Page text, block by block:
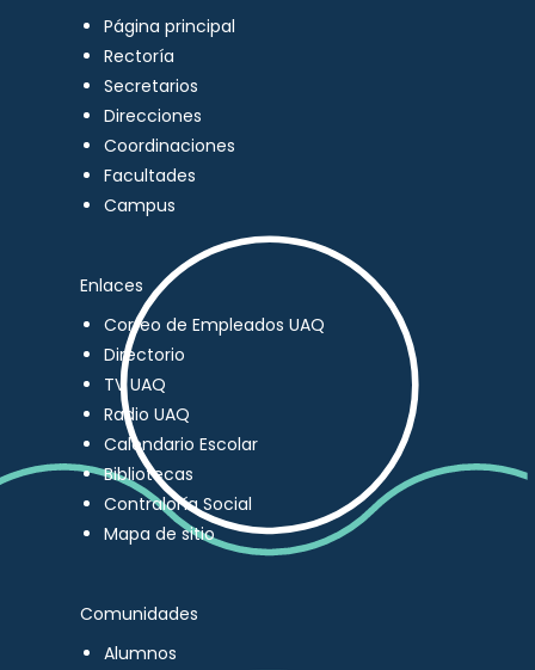
Página principal
Rectoría
Secretarios
Direcciones
Coordinaciones
Facultades
Campus
Enlaces
Correo de Empleados UAQ
Directorio
TV UAQ
Radio UAQ
Calendario Escolar
Bibliotecas
Contraloría Social
Mapa de sitio
Comunidades
Alumnos